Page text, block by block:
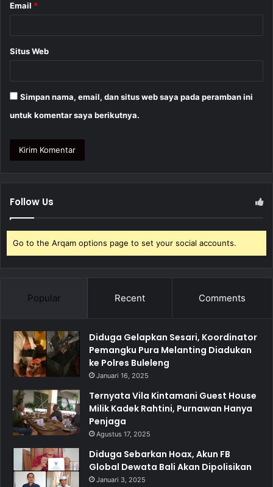
Email *
Situs Web
Simpan nama, email, dan situs web saya pada peramban ini
untuk komentar saya berikutnya.
Follow Us
Go to the Arqam options page to set your social accounts.
Popular Recent Comments
Diduga Gelapkan Sesari, Koordinator
Pemangku Pura Melanting Diadukan
ke Polres Buleleng
Januari 16, 2025
Ternyata Vila Kintamani Guest House
Milik Kadek Rahtini, Purnawan Hanya
Penjaga
Agustus 17, 2025
Diduga Sebarkan Hoax, Akun FB
Global Dewata Bali Akan Dipolisikan
Januari 3, 2025